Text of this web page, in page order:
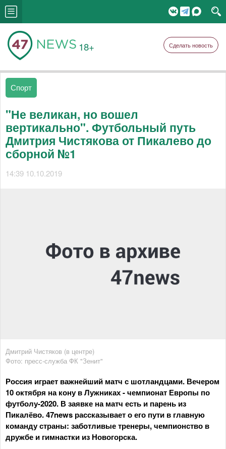
18+ Сделать новость
Спорт
"Не великан, но вошел
вертикально". Футбольный путь
Дмитрия Чистякова от Пикалево до
сборной №1
14:39 10.10.2019
Дмитрий Чистяков (в центре)
Фото: пресс-служба ФК "Зенит"
Россия играет важнейший матч с шотландцами. Вечером
10 октября на кону в Лужниках - чемпионат Европы по
футболу-2020. В заявке на матч есть и парень из
Пикалёво. 47news рассказывает о его пути в главную
команду страны: заботливые тренеры, чемпионство в
дружбе и гимнастки из Новогорска.